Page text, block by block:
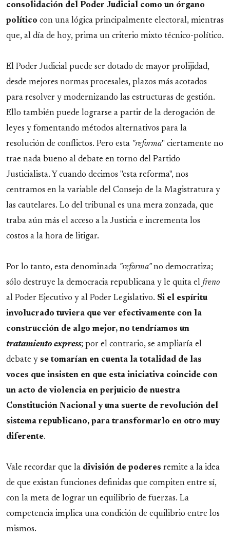
consolidación del Poder Judicial como un órgano
político con una lógica principalmente electoral, mientras
que, al día de hoy, prima un criterio mixto técnico-político.
El Poder Judicial puede ser dotado de mayor prolijidad,
desde mejores normas procesales, plazos más acotados
para resolver y modernizando las estructuras de gestión.
Ello también puede lograrse a partir de la derogación de
leyes y fomentando métodos alternativos para la
resolución de conflictos. Pero esta "reforma" ciertamente no
trae nada bueno al debate en torno del Partido
Justicialista. Y cuando decimos "esta reforma", nos
centramos en la variable del Consejo de la Magistratura y
las cautelares. Lo del tribunal es una mera zonzada, que
traba aún más el acceso a la Justicia e incrementa los
costos a la hora de litigar.
Por lo tanto, esta denominada "reforma"no democratiza;
sólo destruye la democracia republicana y le quita el freno
al Poder Ejecutivo y al Poder Legislativo. Si el espíritu
involucrado tuviera que ver efectivamente con la
construcción de algo mejor, no tendríamos un
tratamiento express; por el contrario, se ampliaría el
debate y se tomarían en cuenta la totalidad de las
voces que insisten en que esta iniciativa coincide con
un acto de violencia en perjuicio de nuestra
Constitución Nacional y una suerte de revolución del
sistema republicano, para transformarlo en otro muy
diferente.
Vale recordar que la división de poderes remite a la idea
de que existan funciones definidas que compiten entre sí,
con la meta de lograr un equilibrio de fuerzas. La
competencia implica una condición de equilibrio entre los
mismos.